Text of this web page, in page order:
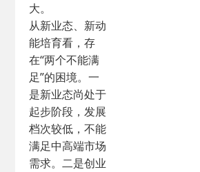
大。
从新业态、新动
能培育看，存
在“两个不能满
足”的困境。一
是新业态尚处于
起步阶段，发展
档次较低，不能
满足中高端市场
需求。二是创业